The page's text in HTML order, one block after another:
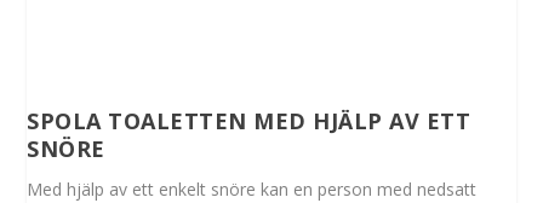
SPOLA TOALETTEN MED HJÄLP AV ETT
SNÖRE
Med hjälp av ett enkelt snöre kan en person med nedsatt